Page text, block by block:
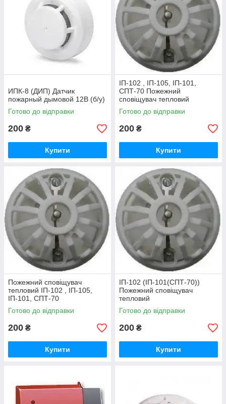
ИПК-8 (ДИП) Датчик
пожарный дымовой 12В (б/у)
Готово до відправки
200 ₴
Купити
ІП-102 , ІП-105, ІП-101,
СПТ-70 Пожежний
сповіщувач тепловий
Готово до відправки
200 ₴
Купити
Пожежний сповіщувач
тепловий ІП-102 , ІП-105,
ІП-101, СПТ-70
Готово до відправки
200 ₴
Купити
ІП-102 (ІП-101(СПТ-70))
Пожежний сповіщувач
тепловий
Готово до відправки
200 ₴
Купити